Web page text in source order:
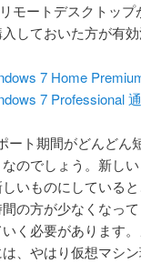
モートデスクトッ
しておいた方が有効
7 Home
7 Professional
ート期間がどんどん
なのでしょう。新し
いものにしている
の方が少なくなっ
いく必要があります
、やはり仮想マシ